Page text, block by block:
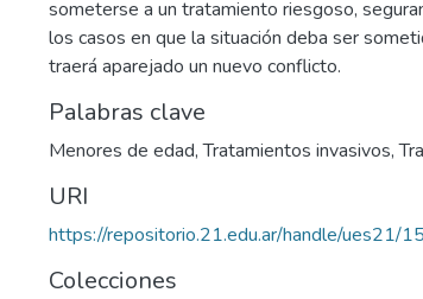
someterse a un tratamiento riesgoso,
los casos en que la situación deba ser
traerá aparejado un nuevo conflicto.
Palabras clave
Menores de edad,Tratamientos invasivos,
URI
https://repositorio.21.edu.ar/handle/ues21/
Colecciones